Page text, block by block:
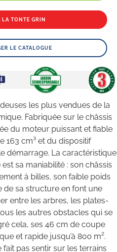
LA TONTE GRIN
LE CATALOGUE
les plus vendues de la
Fabriquée sur le châssis
du moteur puissant et fiable
163 cm³ et du dispositif
démarrage. La caractéristique
sa maniabilité : son châssis
à billes, son faible poids
de sa structure en font une
entre les arbres, les plates-
les autres obstacles qui se
cela, ses 46 cm de coupe
et rapide jusqu’à 800 m².
fait pas sentir sur les terrains